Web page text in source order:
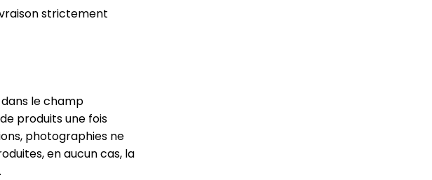
strictement
le champ
produits une fois
photographies ne
en aucun cas, la